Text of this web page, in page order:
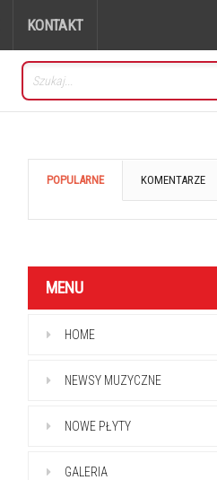
KONTAKT
POPULARNE KOMENTARZE
MENU
HOME
NEWSY MUZYCZNE
NOWE PŁYTY
GALERIA